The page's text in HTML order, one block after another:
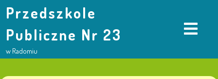
Przedszkole
Publiczne Nr 23
w Radomiu